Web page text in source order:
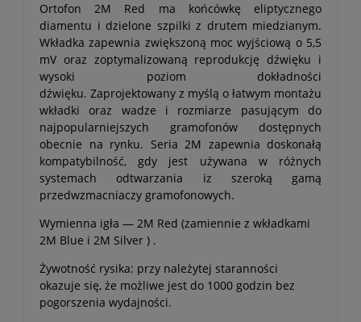
Ortofon 2M Red ma końcówkę eliptycznego
diamentu i dzielone szpilki z drutem miedzianym.
Wkładka zapewnia zwiększoną moc wyjściową o 5,5
mV oraz zoptymalizowaną reprodukcję dźwięku i
wysoki poziom dokładności
dźwięku. Zaprojektowany z myślą o łatwym montażu
wkładki oraz wadze i rozmiarze pasującym do
najpopularniejszych gramofonów dostępnych
obecnie na rynku. Seria 2M zapewnia doskonałą
kompatybilność, gdy jest używana w różnych
systemach odtwarzania iz szeroką gamą
przedwzmacniaczy gramofonowych.
Wymienna igła — 2M Red (zamiennie z wkładkami
2M Blue i 2M Silver ) .
Żywotność rysika: przy należytej staranności
okazuje się, że możliwe jest do 1000 godzin bez
pogorszenia wydajności.